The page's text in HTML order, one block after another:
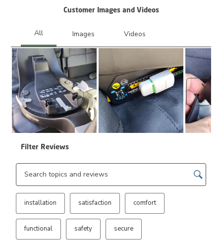
Customer Images and Videos
Next
Filter Reviews
Search topics and reviews search region
installation satisfaction comfort
functional safety secure